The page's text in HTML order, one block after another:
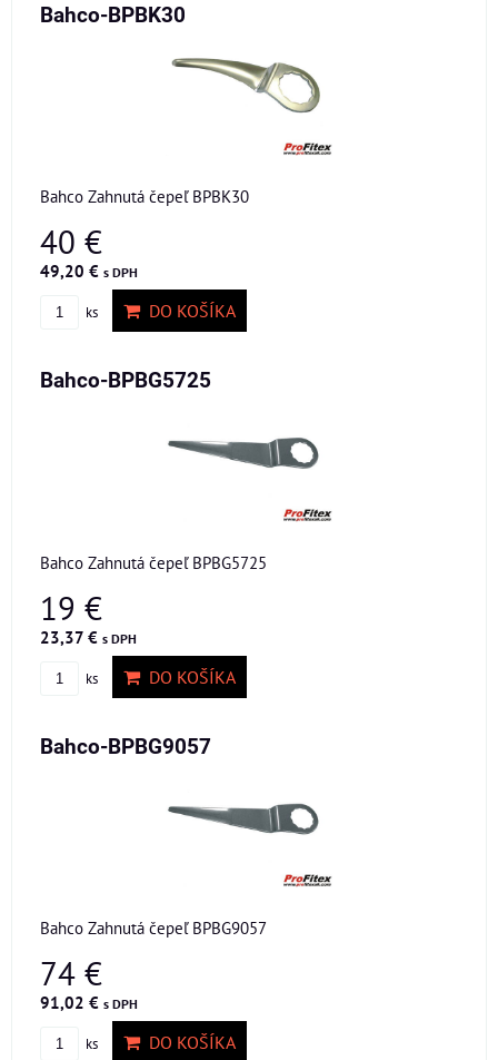
Bahco-BPBK30
Bahco Zahnutá čepeľ BPBK30
40 €
49,20 € s DPH
ks DO KOŠÍKA
Bahco-BPBG5725
Bahco Zahnutá čepeľ BPBG5725
19 €
23,37 € s DPH
ks DO KOŠÍKA
Bahco-BPBG9057
Bahco Zahnutá čepeľ BPBG9057
74 €
91,02 € s DPH
ks DO KOŠÍKA